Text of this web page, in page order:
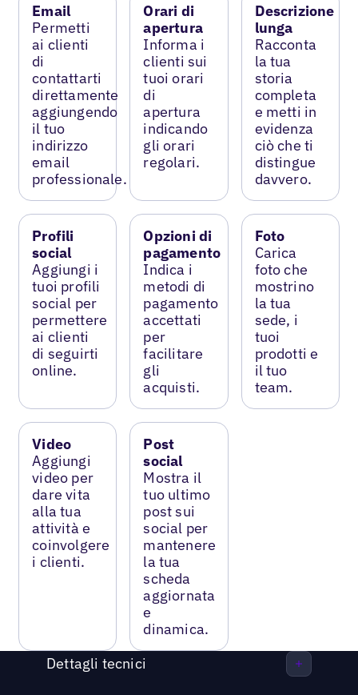
Email
Permetti
ai clienti
di
contattarti
direttamente
aggiungendo
il tuo
indirizzo
email
professionale.
Orari di
apertura
Informa i
clienti sui
tuoi orari
di
apertura
indicando
gli orari
regolari.
Descrizione
lunga
Racconta
la tua
storia
completa
e metti in
evidenza
ciò che ti
distingue
davvero.
Profili
social
Aggiungi i
tuoi profili
social per
permettere
ai clienti
di seguirti
online.
Opzioni di
pagamento
Indica i
metodi di
pagamento
accettati
per
facilitare
gli
acquisti.
Foto
Carica
foto che
mostrino
la tua
sede, i
tuoi
prodotti e
il tuo
team.
Video
Aggiungi
video per
dare vita
alla tua
attività e
coinvolgere
i clienti.
Post
social
Mostra il
tuo ultimo
post sui
social per
mantenere
la tua
scheda
aggiornata
e
dinamica.
Dettagli tecnici